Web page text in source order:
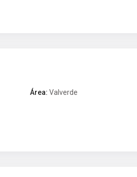
Área: Valverde